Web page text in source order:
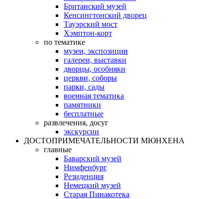
Британский музей
Кенсингтонский дворец
Тауэрский мост
Хэмптон-корт
по тематике
музеи, экспозиции
галереи, выставки
дворцы, особняки
церкви, соборы
парки, сады
военная тематика
памятники
бесплатные
развлечения, досуг
экскурсии
ДОСТОПРИМЕЧАТЕЛЬНОСТИ МЮНХЕНА
главные
Баварский музей
Нимфенбург
Резиденция
Немецкий музей
Старая Пинакотека